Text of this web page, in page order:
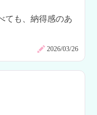
ても、納得感のあ
2026/03/26